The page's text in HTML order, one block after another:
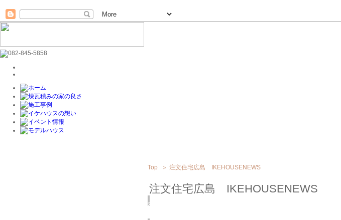
Top ＞ 注文住宅広島 IKEHOUSENEWS
注文住宅広島 IKEHOUSENEWS
2016